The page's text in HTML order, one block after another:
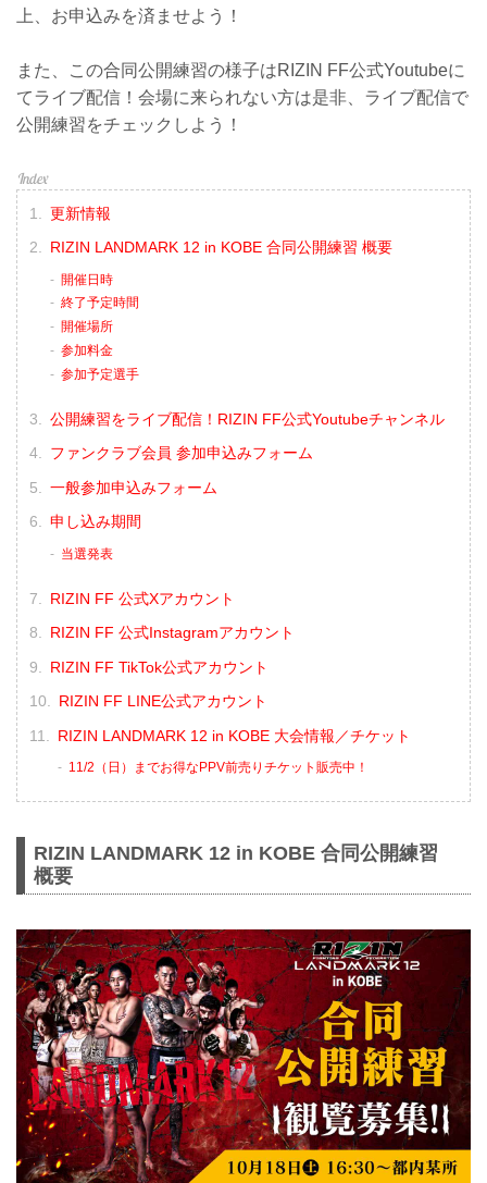
上、お申込みを済ませよう！
また、この合同公開練習の様子はRIZIN FF公式Youtubeに
てライブ配信！会場に来られない方は是非、ライブ配信で
公開練習をチェックしよう！
更新情報
RIZIN LANDMARK 12 in KOBE 合同公開練習 概要
開催日時
終了予定時間
開催場所
参加料金
参加予定選手
公開練習をライブ配信！RIZIN FF公式Youtubeチャンネル
ファンクラブ会員 参加申込みフォーム
一般参加申込みフォーム
申し込み期間
当選発表
RIZIN FF 公式Xアカウント
RIZIN FF 公式Instagramアカウント
RIZIN FF TikTok公式アカウント
RIZIN FF LINE公式アカウント
RIZIN LANDMARK 12 in KOBE 大会情報／チケット
11/2（日）までお得なPPV前売りチケット販売中！
RIZIN LANDMARK 12 in KOBE 合同公開練習
概要